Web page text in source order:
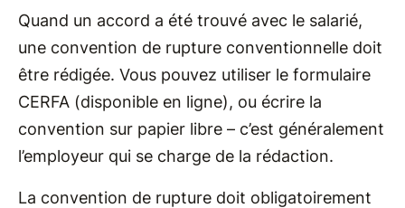
Quand un accord a été trouvé avec le salarié,
une convention de rupture conventionnelle doit
être rédigée. Vous pouvez utiliser le formulaire
CERFA (disponible en ligne), ou écrire la
convention sur papier libre – c’est généralement
l’employeur qui se charge de la rédaction.
La convention de rupture doit obligatoirement